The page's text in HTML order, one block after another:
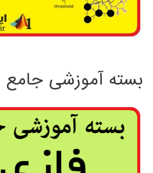
بسته آموزشی جامع